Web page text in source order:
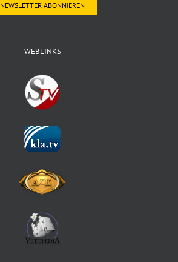
NEWSLETTER ABONNIEREN
WEBLINKS